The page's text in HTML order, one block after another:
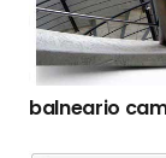
balneario